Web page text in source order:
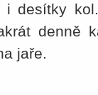
i desítky
denně
jaře.